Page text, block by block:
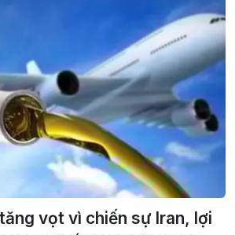
vọt vì chiến sự Iran, lợi